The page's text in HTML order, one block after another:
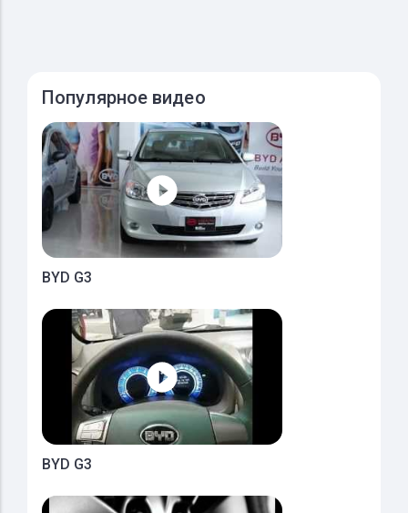
Популярное видео
BYD G3
BYD G3